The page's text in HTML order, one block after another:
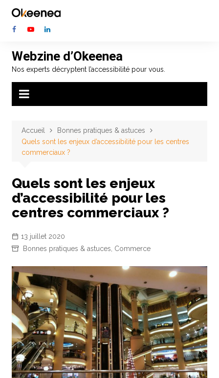
contenu
Webzine d’Okeenea
Nos experts décryptent l’accessibilité pour vous.
Accueil
Bonnes pratiques & astuces
Quels sont les enjeux d’accessibilité pour les centres
commerciaux ?
Quels sont les enjeux
d’accessibilité pour les
centres commerciaux ?
13 juillet 2020
Bonnes pratiques & astuces Commerce